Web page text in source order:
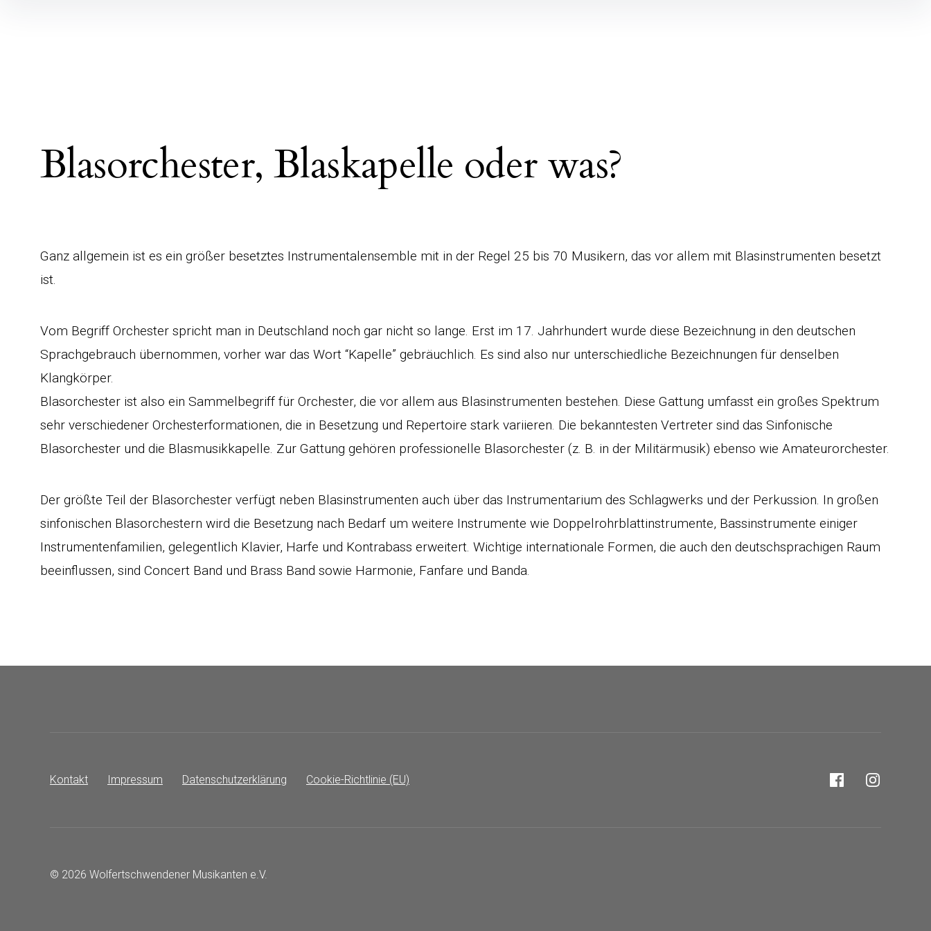
Blasorchester, Blaskapelle oder was?
Ganz allgemein ist es ein größer besetztes Instrumentalensemble mit in der Regel 25 bis 70 Musikern, das vor allem mit Blasinstrumenten besetzt
ist.
Vom Begriff Orchester spricht man in Deutschland noch gar nicht so lange. Erst im 17. Jahrhundert wurde diese Bezeichnung in den deutschen
Sprachgebrauch übernommen, vorher war das Wort “Kapelle” gebräuchlich. Es sind also nur unterschiedliche Bezeichnungen für denselben
Klangkörper.
Blasorchester ist also ein Sammelbegriff für Orchester, die vor allem aus Blasinstrumenten bestehen. Diese Gattung umfasst ein großes Spektrum
sehr verschiedener Orchesterformationen, die in Besetzung und Repertoire stark variieren. Die bekanntesten Vertreter sind das Sinfonische
Blasorchester und die Blasmusikkapelle. Zur Gattung gehören professionelle Blasorchester (z. B. in der Militärmusik) ebenso wie Amateurorchester.
Der größte Teil der Blasorchester verfügt neben Blasinstrumenten auch über das Instrumentarium des Schlagwerks und der Perkussion. In großen
sinfonischen Blasorchestern wird die Besetzung nach Bedarf um weitere Instrumente wie Doppelrohrblattinstrumente, Bassinstrumente einiger
Instrumentenfamilien, gelegentlich Klavier, Harfe und Kontrabass erweitert. Wichtige internationale Formen, die auch den deutschsprachigen Raum
beeinflussen, sind Concert Band und Brass Band sowie Harmonie, Fanfare und Banda.
Kontakt Impressum Datenschutzerklärung Cookie-Richtlinie (EU)
© 2026 Wolfertschwendener Musikanten e.V.